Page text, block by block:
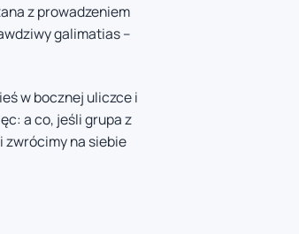
z prowadzeniem
galimatias –
w bocznej uliczce i
a co, jeśli grupa z
zwrócimy na siebie